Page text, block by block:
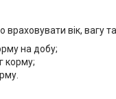
враховувати вік,
на добу;
корму;